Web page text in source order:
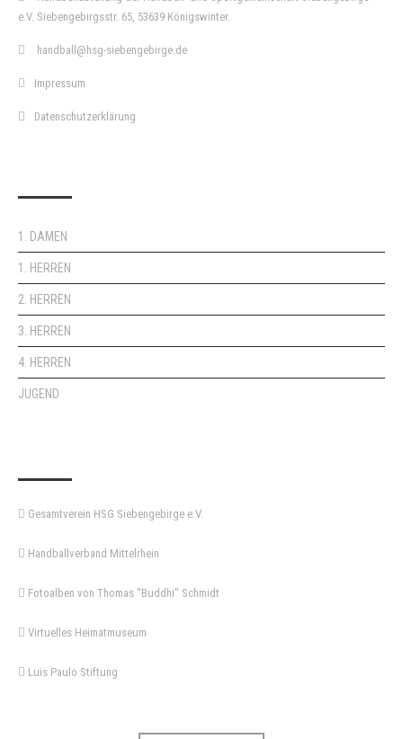
e.V. Siebengebirgsstr. 65, 53639 Königswinter.
handball@hsg-siebengebirge.de
Impressum
Datenschutzerklärung
1. DAMEN
1. HERREN
2. HERREN
3. HERREN
4. HERREN
JUGEND
Gesamtverein HSG Siebengebirge e.V.
Handballverband Mittelrhein
Fotoalben von Thomas "Buddhi" Schmidt
Virtuelles Heimatmuseum
Luis Paulo Stiftung